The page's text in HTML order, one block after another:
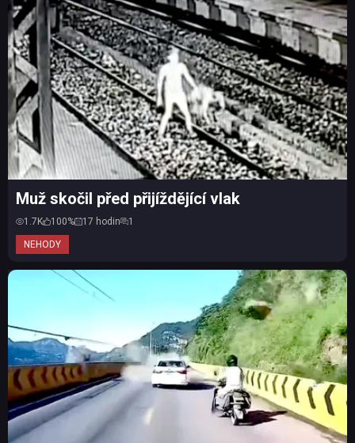
NEHODY
Muž skočil před přijíždějící vlak
1.7K 100% 17 hodin 1